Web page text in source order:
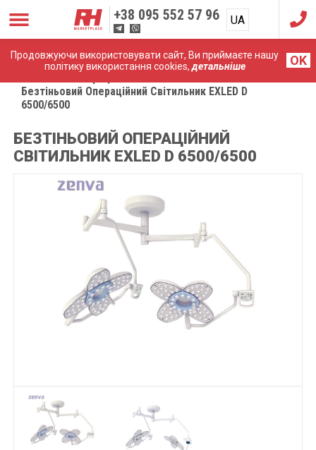
Продовжуючи використовувати сайт, Ви приймаєте нашу
політику використання cookies,детальніше OK
+38 095 552 57 96 UA
RU
Безтіньовий Операційний Світильник EXLED D
6500/6500
БЕЗТІНЬОВИЙ ОПЕРАЦІЙНИЙ
СВІТИЛЬНИК EXLED D 6500/6500